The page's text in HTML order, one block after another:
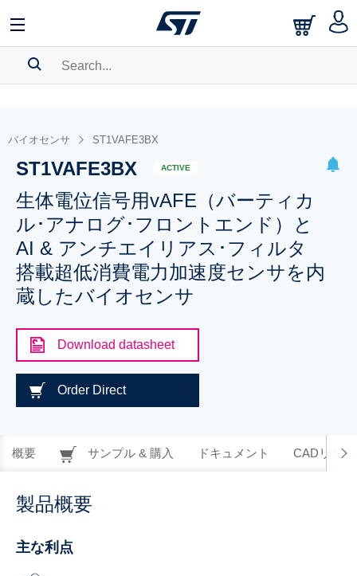
BOOKMARK
Pleaselog into show your saved searches.
バイオセンサ ST1VAFE3BX
ST1VAFE3BX ACTIVE
生体電位信号用vAFE（バーティカ
ル･アナログ･フロントエンド）と
AI & アンチエイリアス･フィルタ
搭載超低消費電力加速度センサを内
蔵したバイオセンサ
Download datasheet
Order Direct
概要 サンプル & 購入 ドキュメント CADリソー
製品概要
主な利点